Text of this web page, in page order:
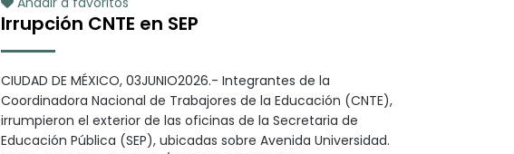
Irrupción CNTE en SEP
CIUDAD DE MÉXICO, 03JUNIO2026.- Integrantes de la
Coordinadora Nacional de Trabajores de la Educación (CNTE),
irrumpieron el exterior de las oficinas de la Secretaria de
Educación Pública (SEP), ubicadas sobre Avenida Universidad.